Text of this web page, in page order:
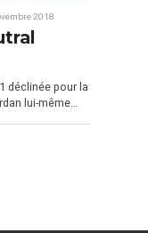
2018
déclinée pour la
lui-même…